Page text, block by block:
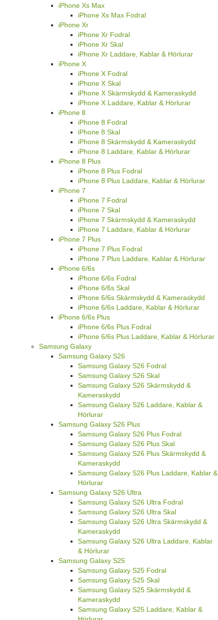
iPhone Xs Max
iPhone Xs Max Fodral
iPhone Xr
iPhone Xr Fodral
iPhone Xr Skal
iPhone Xr Laddare, Kablar & Hörlurar
iPhone X
iPhone X Fodral
iPhone X Skal
iPhone X Skärmskydd & Kameraskydd
iPhone X Laddare, Kablar & Hörlurar
iPhone 8
iPhone 8 Fodral
iPhone 8 Skal
iPhone 8 Skärmskydd & Kameraskydd
iPhone 8 Laddare, Kablar & Hörlurar
iPhone 8 Plus
iPhone 8 Plus Fodral
iPhone 8 Plus Laddare, Kablar & Hörlurar
iPhone 7
iPhone 7 Fodral
iPhone 7 Skal
iPhone 7 Skärmskydd & Kameraskydd
iPhone 7 Laddare, Kablar & Hörlurar
iPhone 7 Plus
iPhone 7 Plus Fodral
iPhone 7 Plus Laddare, Kablar & Hörlurar
iPhone 6/6s
iPhone 6/6s Fodral
iPhone 6/6s Skal
iPhone 6/6s Skärmskydd & Kameraskydd
iPhone 6/6s Laddare, Kablar & Hörlurar
iPhone 6/6s Plus
iPhone 6/6s Plus Fodral
iPhone 6/6s Plus Laddare, Kablar & Hörlurar
Samsung Galaxy
Samsung Galaxy S26
Samsung Galaxy S26 Fodral
Samsung Galaxy S26 Skal
Samsung Galaxy S26 Skärmskydd &
Kameraskydd
Samsung Galaxy S26 Laddare, Kablar &
Hörlurar
Samsung Galaxy S26 Plus
Samsung Galaxy S26 Plus Fodral
Samsung Galaxy S26 Plus Skal
Samsung Galaxy S26 Plus Skärmskydd &
Kameraskydd
Samsung Galaxy S26 Plus Laddare, Kablar &
Hörlurar
Samsung Galaxy S26 Ultra
Samsung Galaxy S26 Ultra Fodral
Samsung Galaxy S26 Ultra Skal
Samsung Galaxy S26 Ultra Skärmskydd &
Kameraskydd
Samsung Galaxy S26 Ultra Laddare, Kablar
& Hörlurar
Samsung Galaxy S25
Samsung Galaxy S25 Fodral
Samsung Galaxy S25 Skal
Samsung Galaxy S25 Skärmskydd &
Kameraskydd
Samsung Galaxy S25 Laddare, Kablar &